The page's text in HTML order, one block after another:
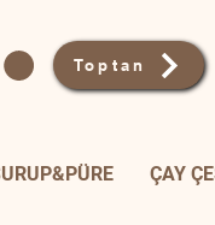
Toptan
ÇAY